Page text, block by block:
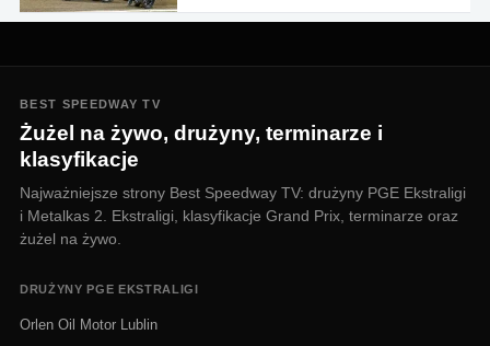
BEST SPEEDWAY TV
Żużel na żywo, drużyny, terminarze i
klasyfikacje
Najważniejsze strony Best Speedway TV: drużyny PGE Ekstraligi
i Metalkas 2. Ekstraligi, klasyfikacje Grand Prix, terminarze oraz
żużel na żywo.
DRUŻYNY PGE EKSTRALIGI
Orlen Oil Motor Lublin